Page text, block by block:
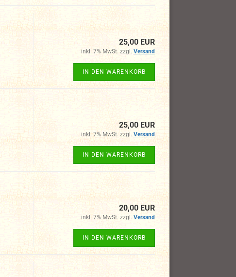
25,00 EUR
inkl. 7% MwSt. zzgl. Versand
IN DEN WARENKORB
25,00 EUR
inkl. 7% MwSt. zzgl. Versand
IN DEN WARENKORB
20,00 EUR
inkl. 7% MwSt. zzgl. Versand
IN DEN WARENKORB